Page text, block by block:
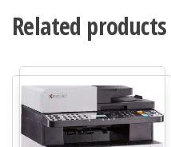
Related products